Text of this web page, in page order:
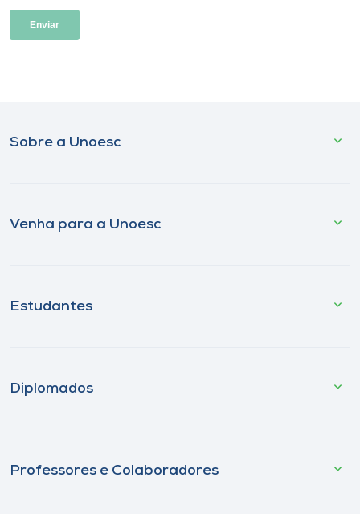
Sobre a Unoesc
Venha para a Unoesc
Estudantes
Diplomados
Professores e Colaboradores